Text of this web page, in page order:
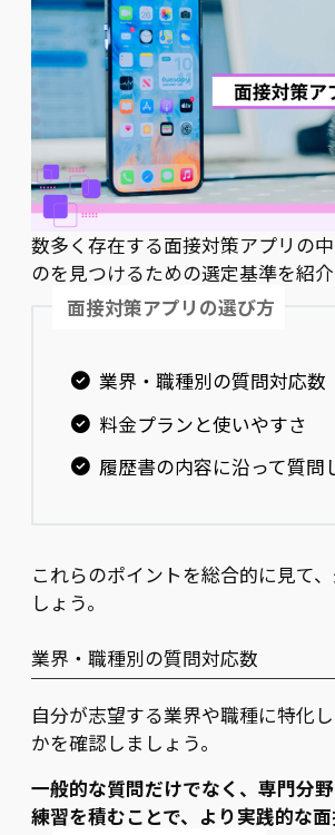
数多く存在する面接対策アプリの
のを見つけるための選定基準を紹介
面接対策アプリの選び方
業界・職種別の質問対応数
料金プランと使いやすさ
履歴書の内容に沿って質問
これらのポイントを総合的に見て
しょう。
業界・職種別の質問対応数
自分が志望する業界や職種に特化
かを確認しましょう。
一般的な質問だけでなく、専門分
練習を積むことで、より実践的な